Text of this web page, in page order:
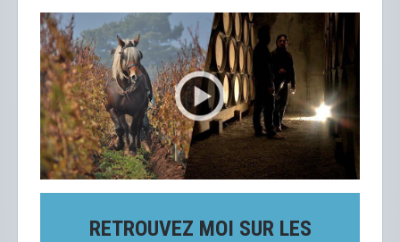
RETROUVEZ MOI SUR LES